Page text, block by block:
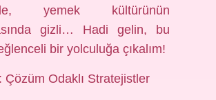
yemek kültürünün
gizli… Hadi gelin, bu
bir yolculuğa çıkalım!
Çözüm Odaklı Stratejistler